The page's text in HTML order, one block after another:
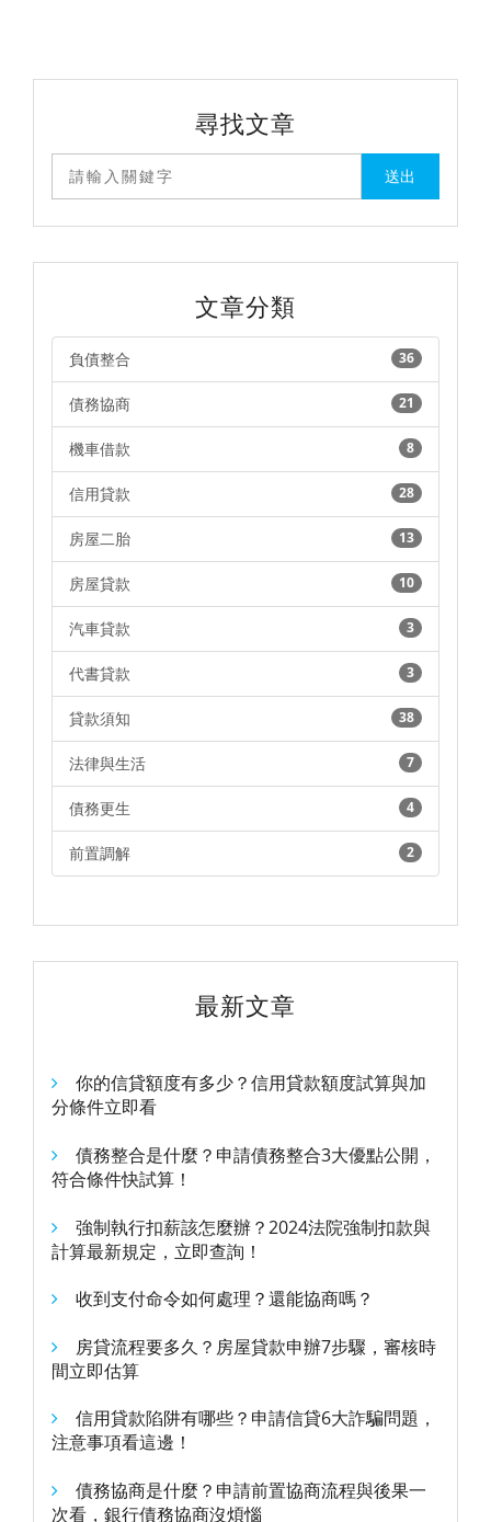
尋找文章
文章分類
36
負債整合
21
債務協商
8
機車借款
28
信用貸款
13
房屋二胎
10
房屋貸款
3
汽車貸款
3
代書貸款
38
貸款須知
7
法律與生活
4
債務更生
2
前置調解
最新文章
你的信貸額度有多少？信用貸款額度試算與加
分條件立即看
債務整合是什麼？申請債務整合3大優點公開，
符合條件快試算！
強制執行扣薪該怎麼辦？2024法院強制扣款與
計算最新規定，立即查詢！
收到支付命令如何處理？還能協商嗎？
房貸流程要多久？房屋貸款申辦7步驟，審核時
間立即估算
信用貸款陷阱有哪些？申請信貸6大詐騙問題，
注意事項看這邊！
債務協商是什麼？申請前置協商流程與後果一
次看，銀行債務協商沒煩惱